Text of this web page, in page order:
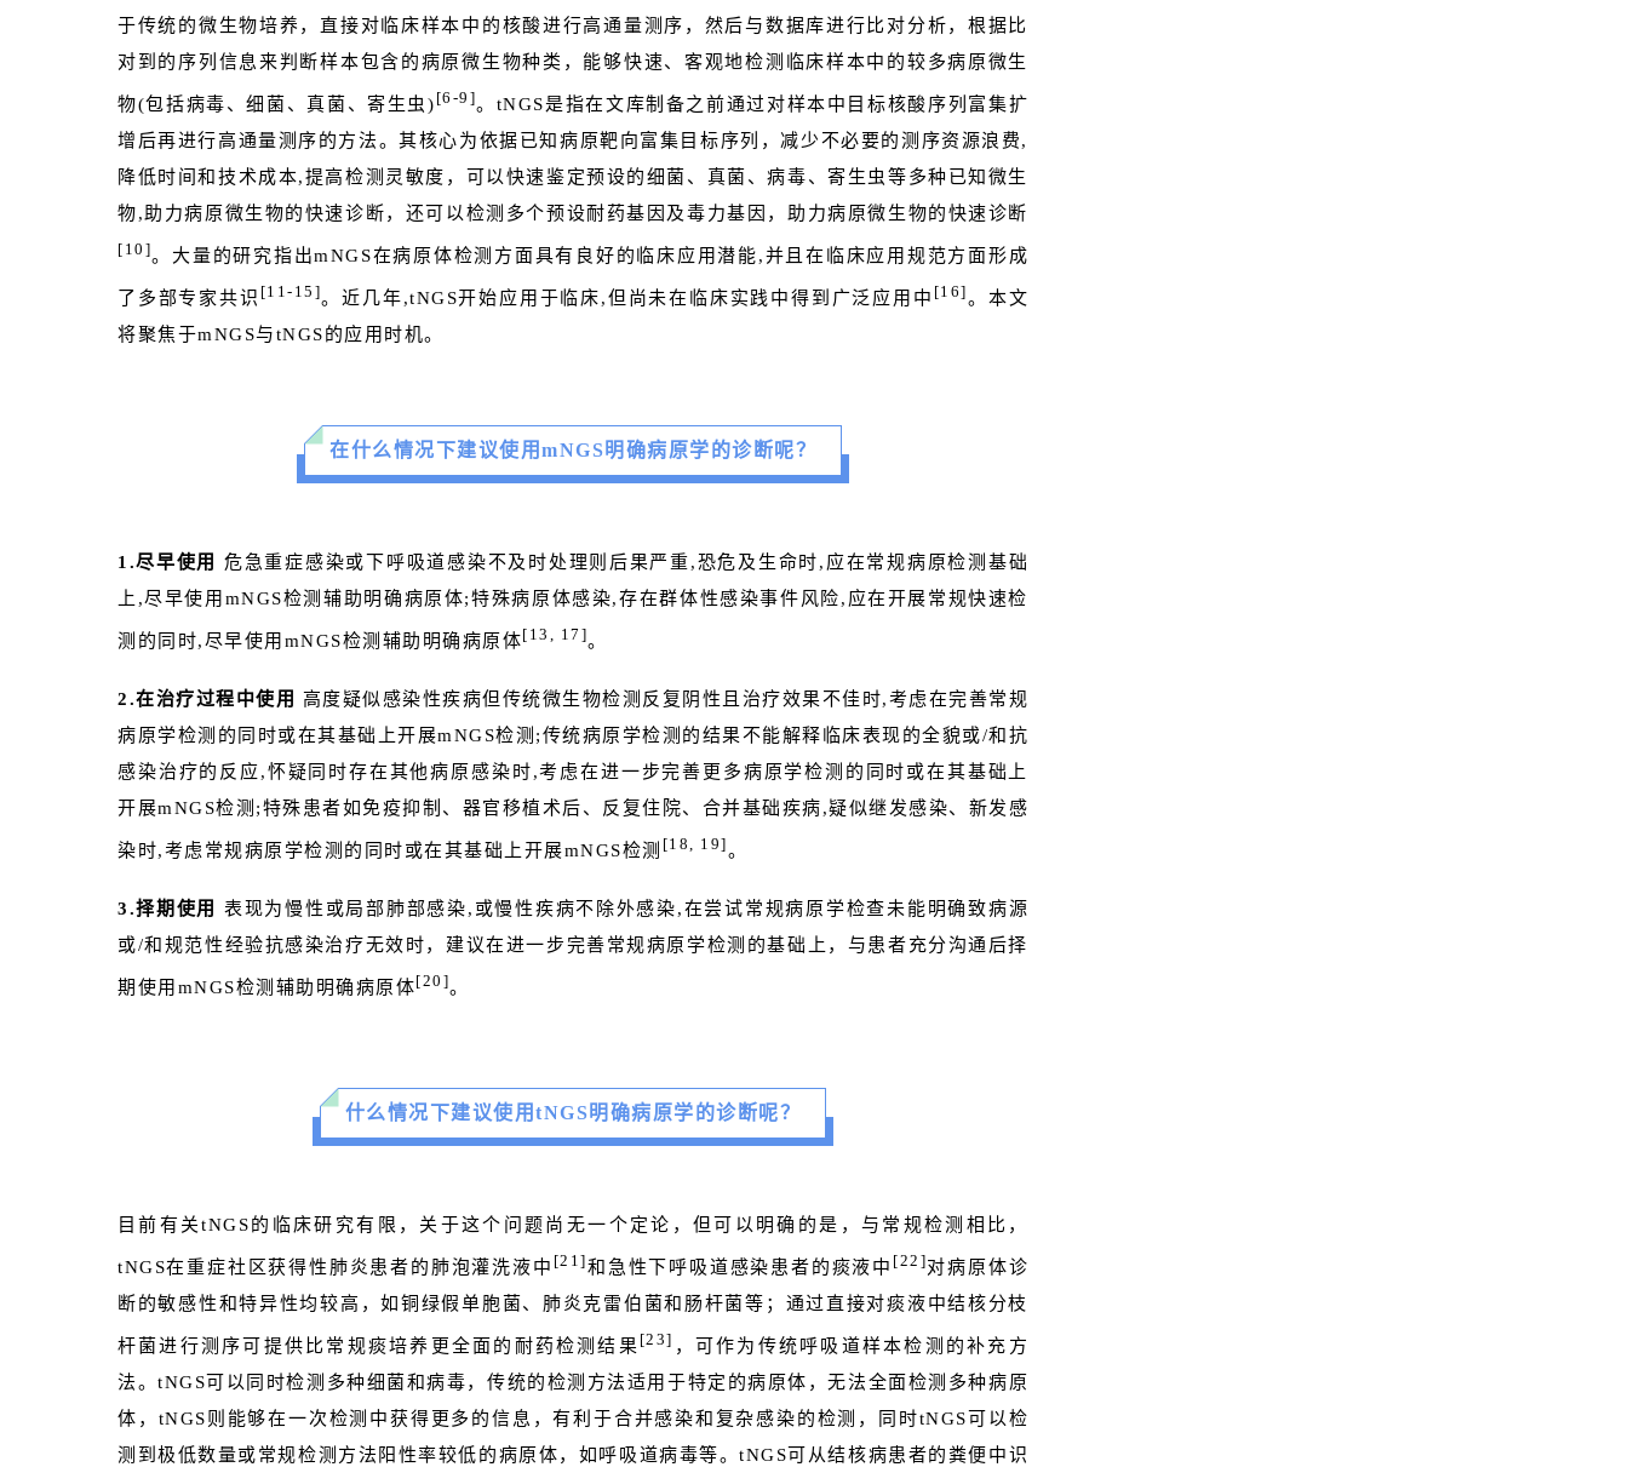
于传统的微生物培养，直接对临床样本中的核酸进行高通量测序，然后与数据库进行比对分析，根据比
对到的序列信息来判断样本包含的病原微生物种类，能够快速、客观地检测临床样本中的较多病原微生
物(包括病毒、细菌、真菌、寄生虫) [6-9]。tNGS是指在文库制备之前通过对样本中目标核酸序列富集扩
增后再进行高通量测序的方法。其核心为依据已知病原靶向富集目标序列，减少不必要的测序资源浪费,
降低时间和技术成本,提高检测灵敏度，可以快速鉴定预设的细菌、真菌、病毒、寄生虫等多种已知微生
物,助力病原微生物的快速诊断，还可以检测多个预设耐药基因及毒力基因，助力病原微生物的快速诊断
[10]。大量的研究指出mNGS在病原体检测方面具有良好的临床应用潜能,并且在临床应用规范方面形成
了多部专家共识 [11-15]。近几年,tNGS开始应用于临床,但尚未在临床实践中得到广泛应用中 [16] 。本文
将聚焦于mNGS与tNGS的应用时机。
在什么情况下建议使用mNGS明确病原学的诊断呢？
1.尽早使用 危急重症感染或下呼吸道感染不及时处理则后果严重,恐危及生命时,应在常规病原检测基础
上,尽早使用mNGS检测辅助明确病原体;特殊病原体感染,存在群体性感染事件风险,应在开展常规快速检
测的同时,尽早使用mNGS检测辅助明确病原体 [13, 17]。
2.在治疗过程中使用 高度疑似感染性疾病但传统微生物检测反复阴性且治疗效果不佳时,考虑在完善常规
病原学检测的同时或在其基础上开展mNGS检测;传统病原学检测的结果不能解释临床表现的全貌或/和抗
感染治疗的反应,怀疑同时存在其他病原感染时,考虑在进一步完善更多病原学检测的同时或在其基础上
开展mNGS检测;特殊患者如免疫抑制、器官移植术后、反复住院、合并基础疾病,疑似继发感染、新发感
染时,考虑常规病原学检测的同时或在其基础上开展mNGS检测 [18, 19] 。
3.择期使用 表现为慢性或局部肺部感染,或慢性疾病不除外感染,在尝试常规病原学检查未能明确致病源
或/和规范性经验抗感染治疗无效时，建议在进一步完善常规病原学检测的基础上，与患者充分沟通后择
期使用mNGS检测辅助明确病原体 [20]。
什么情况下建议使用tNGS明确病原学的诊断呢？
目前有关tNGS的临床研究有限，关于这个问题尚无一个定论，但可以明确的是，与常规检测相比，
tNGS在重症社区获得性肺炎患者的肺泡灌洗液中 [21] 和急性下呼吸道感染患者的痰液中 [22] 对病原体诊
断的敏感性和特异性均较高，如铜绿假单胞菌、肺炎克雷伯菌和肠杆菌等；通过直接对痰液中结核分枝
杆菌进行测序可提供比常规痰培养更全面的耐药检测结果 [23] ，可作为传统呼吸道样本检测的补充方
法。tNGS可以同时检测多种细菌和病毒，传统的检测方法适用于特定的病原体，无法全面检测多种病原
体，tNGS则能够在一次检测中获得更多的信息，有利于合并感染和复杂感染的检测，同时tNGS可以检
测到极低数量或常规检测方法阳性率较低的病原体，如呼吸道病毒等。tNGS可从结核病患者的粪便中识